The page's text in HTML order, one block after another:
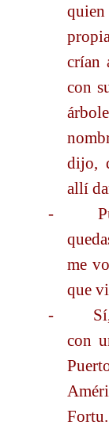
crían
con
dijo,
allí
-
me
que
-
con